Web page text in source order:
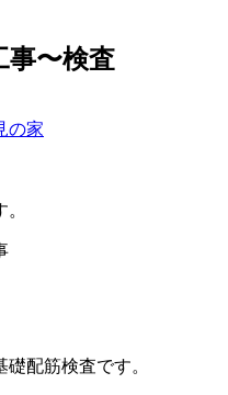
〜検査
の家
配筋検査です。